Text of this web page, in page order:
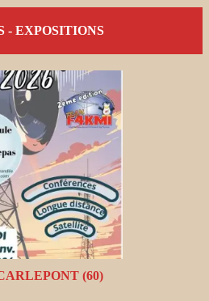
- EXPOSITIONS
(60)